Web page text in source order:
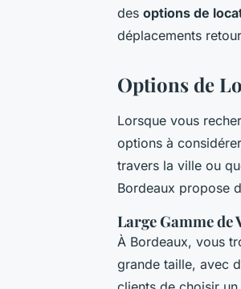
des options de
déplacements
Options de
Lorsque vous
options à
travers la ville ou
Bordeaux propose
Large Gamme
À Bordeaux, vous
grande taille, avec